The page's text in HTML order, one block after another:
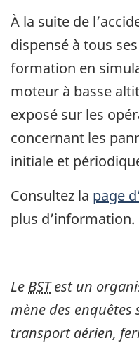
À la suite de
dispensé à tous
formation en
moteur à basse
exposé sur les
concernant les
initiale et
Consultez la page
plus d’information.
Le BSTest un
mène des enquêtes
transport aérien,